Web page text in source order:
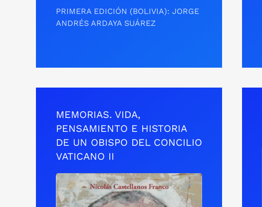
PRIMERA EDICIÓN (BOLIVIA): JORGE
ANDRÉS ARDAYA SUÁREZ
MEMORIAS. VIDA,
PENSAMIENTO E HISTORIA
DE UN OBISPO DEL CONCILIO
VATICANO II